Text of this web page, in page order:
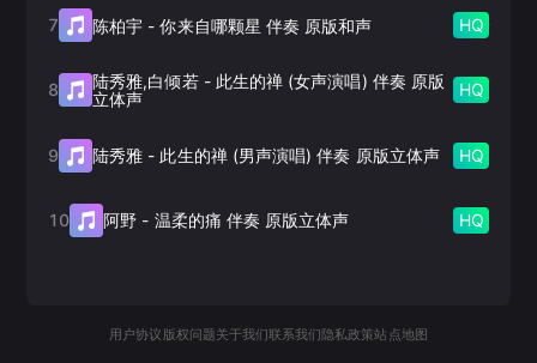
7 陈柏宇 -你来自哪颗星 伴奏 原版和声 HQ
8 陆秀雅,白倾若- 此生的禅 (女声演唱) 伴奏 原版
立体声
HQ
9 陆秀雅 - 此生的禅 (男声演唱) 伴奏 原版立体声 HQ
10 阿野 - 温柔的痛 伴奏 原版立体声 HQ
用户协议 版权问题关于我们联系我们 隐私政策站点地图